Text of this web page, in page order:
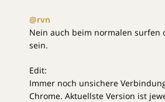
@rvn
Nein auch beim normalen surfen
sein.
Edit:
Immer noch unsichere
Chrome. Aktuellste Version ist